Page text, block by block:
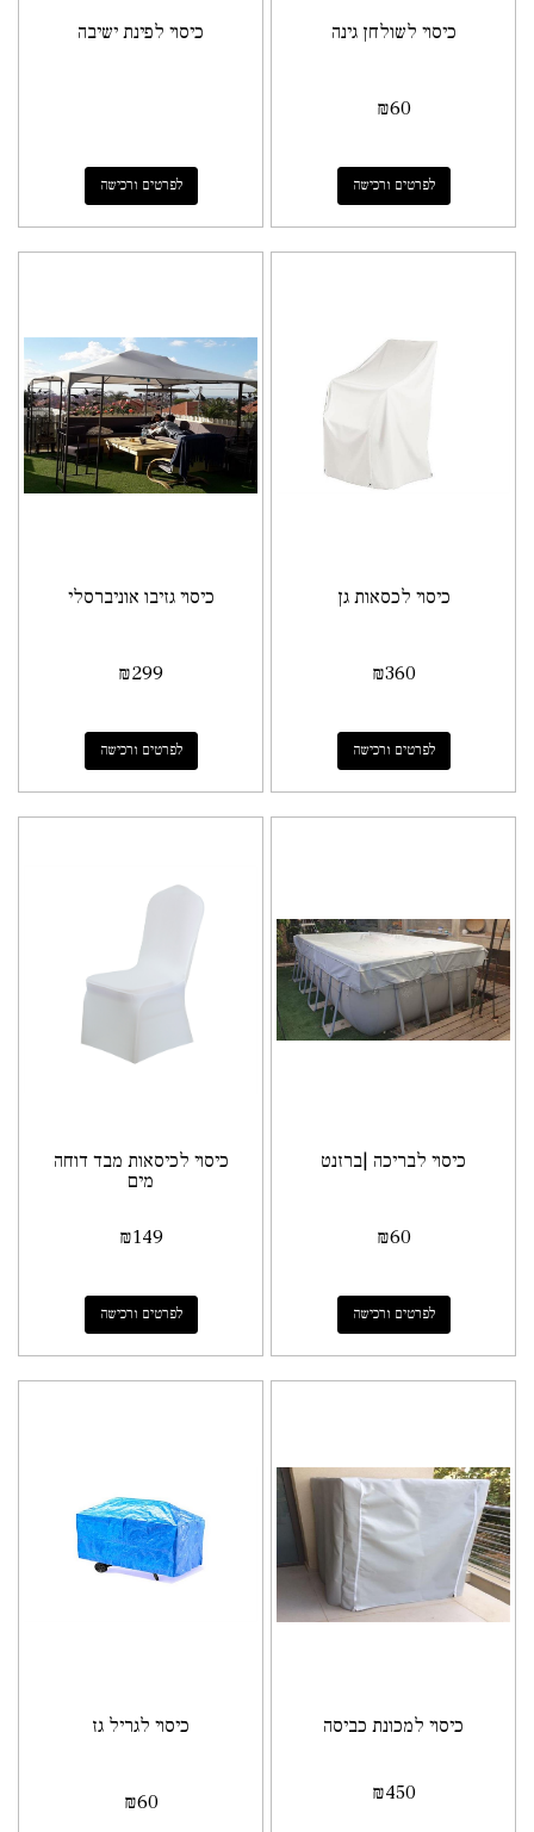
כיסוי לשולחן גינה
₪60
לפרטים ורכישה
כיסוי לפינת ישיבה
לפרטים ורכישה
כיסוי לכסאות גן
₪360
לפרטים ורכישה
כיסוי גזיבו אוניברסלי
₪299
לפרטים ורכישה
כיסוי לבריכה |ברזנט
₪60
לפרטים ורכישה
כיסוי לכיסאות מבד דוחה
מים
₪149
לפרטים ורכישה
כיסוי למכונת כביסה
₪450
כיסוי לגריל גז
₪60